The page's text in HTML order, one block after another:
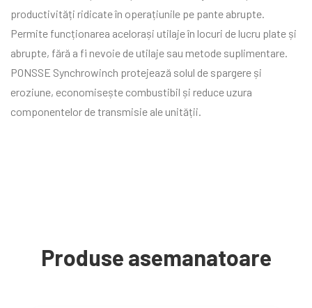
productivități ridicate în operațiunile pe pante abrupte.
Permite funcționarea acelorași utilaje în locuri de lucru plate și
abrupte, fără a fi nevoie de utilaje sau metode suplimentare.
PONSSE Synchrowinch protejează solul de spargere și
eroziune, economisește combustibil și reduce uzura
componentelor de transmisie ale unității.
Produse asemanatoare